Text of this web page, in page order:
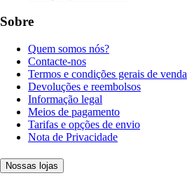
Sobre
Quem somos nós?
Contacte-nos
Termos e condições gerais de venda
Devoluções e reembolsos
Informação legal
Meios de pagamento
Tarifas e opções de envio
Nota de Privacidade
Nossas lojas